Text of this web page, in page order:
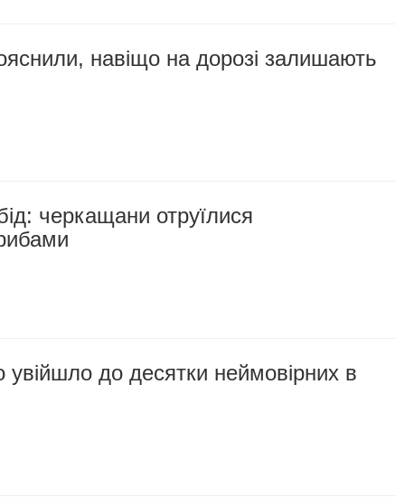
навіщо на дорозі залишають
черкащани отруїлися
увійшло до десятки неймовірних в